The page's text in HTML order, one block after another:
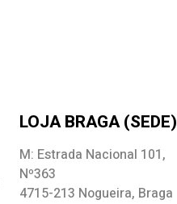
LOJA BRAGA (SEDE)
M: Estrada Nacional 101,
Nº363
4715-213 Nogueira, Braga